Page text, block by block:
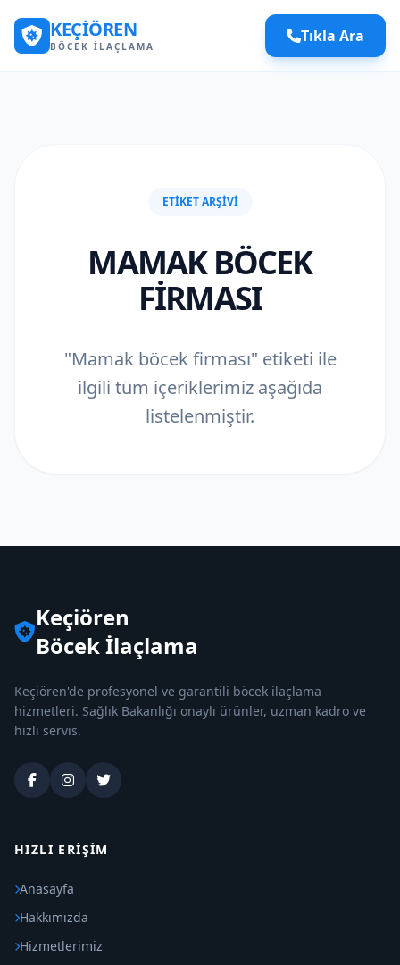
KEÇIÖREN
BÖCEK İLAÇLAMA
Tıkla Ara
ETIKET ARŞIVI
MAMAK BÖCEK
FIRMASI
"Mamak böcek firması" etiketi ile
ilgili tüm içeriklerimiz aşağıda
listelenmiştir.
Keçiören
Böcek İlaçlama
Keçiören'de profesyonel ve garantili böcek ilaçlama
hizmetleri. Sağlık Bakanlığı onaylı ürünler, uzman kadro ve
hızlı servis.
HIZLI ERIŞIM
Anasayfa
Hakkımızda
Hizmetlerimiz